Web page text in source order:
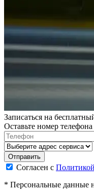
Записаться на
Оставьте номер
Согласен с
* Персональные данные